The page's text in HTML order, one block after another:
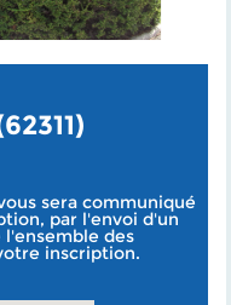
sera communiqué
par l'envoi d'un
des
inscription.